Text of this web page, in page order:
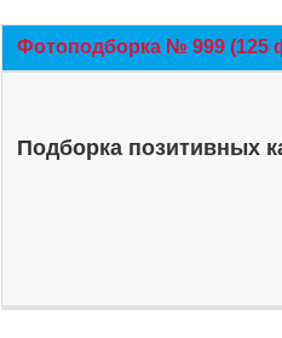
Фотоподборка № 999 (125
Подборка позитивных